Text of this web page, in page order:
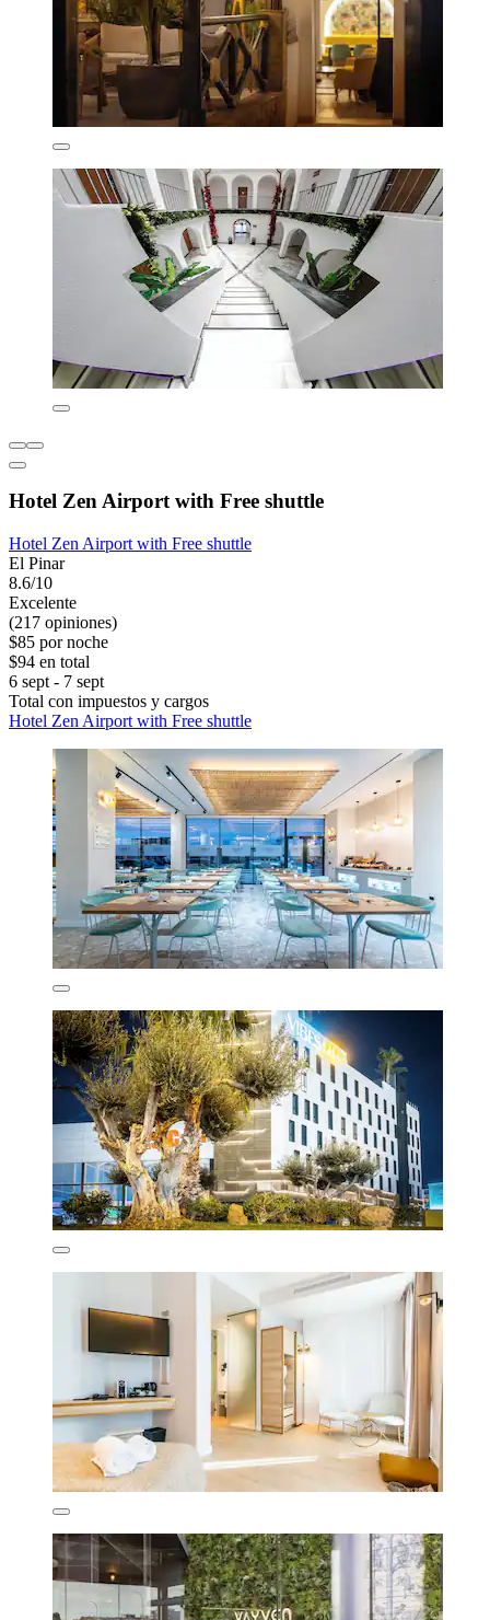
Hotel Zen Airport with Free shuttle
Hotel Zen Airport with Free shuttle
El Pinar
8.6/10
Excelente
(217 opiniones)
$85 por noche
$94 en total
6 sept - 7 sept
Total con impuestos y cargos
Hotel Zen Airport with Free shuttle